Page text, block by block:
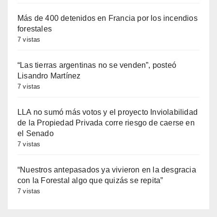
Más de 400 detenidos en Francia por los incendios
forestales
7 vistas
“Las tierras argentinas no se venden”, posteó
Lisandro Martínez
7 vistas
LLA no sumó más votos y el proyecto Inviolabilidad
de la Propiedad Privada corre riesgo de caerse en
el Senado
7 vistas
“Nuestros antepasados ya vivieron en la desgracia
con la Forestal algo que quizás se repita”
7 vistas